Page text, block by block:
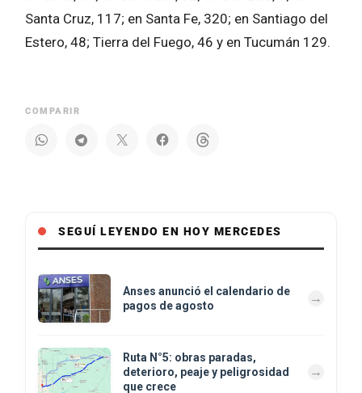
Santa Cruz, 117; en Santa Fe, 320; en Santiago del
Estero, 48; Tierra del Fuego, 46 y en Tucumán 129.
COMPARIR
SEGUÍ LEYENDO EN HOY MERCEDES
Anses anunció el calendario de
pagos de agosto
Ruta N°5: obras paradas,
deterioro, peaje y peligrosidad
que crece